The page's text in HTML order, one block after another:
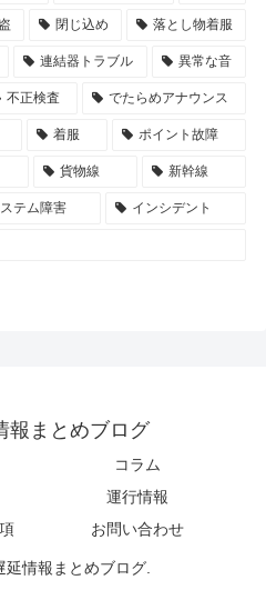
閉じ込め 落とし物着服
連結器トラブル 異常な音
不正検査 でたらめアナウンス
着服 ポイント故障
貨物線 新幹線
テム障害 インシデント
報まとめブログ
コラム
運行情報
お問い合わせ
情報まとめブログ.